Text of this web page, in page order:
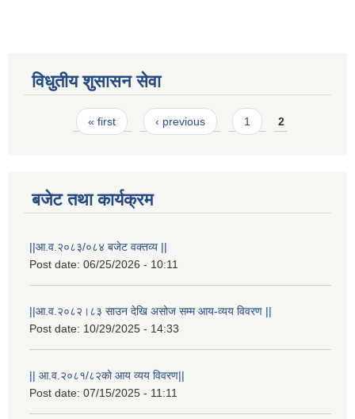
विधुतीय शुसासन सेवा
Pages« first ‹ previous 1 2
बजेट तथा कार्यक्रम
||आ.व.२०८३/०८४ बजेट वक्तव्य ||
Post date: 06/25/2026 - 10:11
||आ.व.२०८२।८३ साउन देखि असोज सम्म आय-व्यय विवरण ||
Post date: 10/29/2025 - 14:33
|| आ.व.२०८१/८२को आय व्यय विवरण||
Post date: 07/15/2025 - 11:11